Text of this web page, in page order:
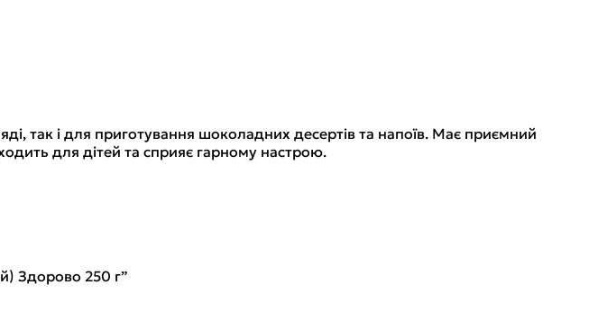
так і для приготування шоколадних десертів та напоїв. Має приємний
для дітей та сприяє гарному настрою.
Здорово 250 г”